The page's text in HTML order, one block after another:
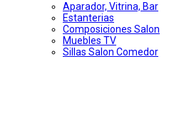
Aparador, Vitrina, Bar
Estanterias
Composiciones Salon
Muebles TV
Sillas Salon Comedor